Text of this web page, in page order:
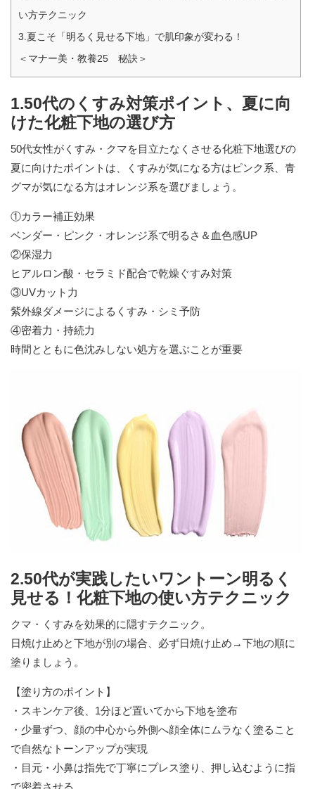
い方テクニック
3.夏こそ「明るく見せる下地」で肌印象が変わる！
＜マナー美・教養25 秘訣＞
1.50代のくすみ対策ポイント、夏に向
けた化粧下地の選び方
50代女性がくすみ・クマを目立たなくさせる化粧下地選びの
夏に向けたポイントは、くすみが気になる方はピンク系、青
グマが気になる方はオレンジ系を選びましょう。
①カラー補正効果
ベンダー・ピンク・オレンジ系で明るさ＆血色感UP
②保湿力
ヒアルロン酸・セラミド配合で乾燥ぐすみ対策
③UVカット力
紫外線ダメージによるくすみ・シミ予防
④密着力・持続力
時間とともに色沈みしない処方を選ぶことが重要
2.50代が実践したいワントーン明るく
見せる！化粧下地の使い方テクニック
クマ・くすみを効果的に隠すテクニック。
日焼け止めと下地が別の場合、必ず日焼け止め→下地の順に
塗りましょう。
【塗り方のポイント】
・スキンケア後、1分ほど置いてから下地を塗布
・少量ずつ、顔の中心から外側へ顔全体にムラなく塗ること
で自然なトーンアップが実現
・目元・小鼻は指先で丁寧にプレス塗り、押し込むように指